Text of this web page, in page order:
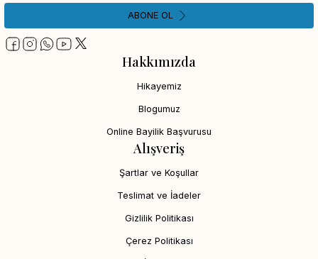
Hakkımızda
Hikayemiz
Blogumuz
Online Bayilik Başvurusu
Alışveriş
Şartlar ve Koşullar
Teslimat ve İadeler
Gizlilik Politikası
Çerez Politikası
ABONE OL